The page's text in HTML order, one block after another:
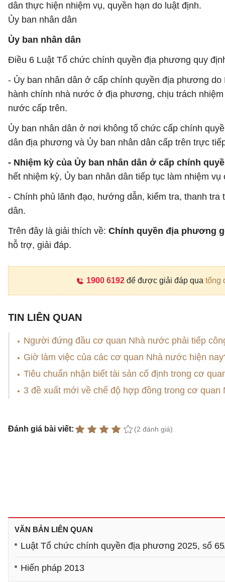
dân thực hiện nhiệm vụ, quyền hạn do luật định.
Ủy ban nhân dân
Ủy ban nhân dân
Điều 6 Luật Tổ chức chính quyền địa phương quy
- Ủy ban nhân dân ở cấp chính quyền địa phương
hành chính nhà nước ở địa phương, chịu trách
nước cấp trên.
Ủy ban nhân dân ở nơi không tổ chức cấp chính
dân địa phương và Ủy ban nhân dân cấp trên trực
- Nhiệm kỳ của Ủy ban nhân dân ở cấp chính
hết nhiệm kỳ, Ủy ban nhân dân tiếp tục làm nhiệm
- Chính phủ lãnh đạo, hướng dẫn, kiểm tra, thanh
dân.
Trên đây là giải thích về: Chính quyền địa phương
hỗ trợ, giải đáp.
1900 6192để được giải đáp qua tổng
TIN LIÊN QUAN
Người đứng đầu cơ quan Nhà nước phải tiếp
Giờ làm việc của các cơ quan Nhà nước hiện
Tiêu chuẩn nhận biết tài sản cố định trong cơ
3 đề xuất mới về chế độ hợp đồng trong cơ quan
Đánh giá bài viết: (2 đánh giá)
VĂN BẢN LIÊN QUAN
Luật Tổ chức chính quyền địa phương 2025, số
Hiến pháp 2013